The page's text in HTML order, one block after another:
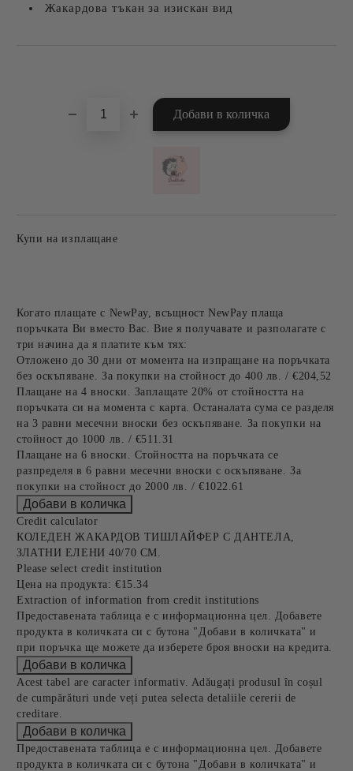
Жакардова тъкан за изискан вид
Купи на изплащане
Когато плащате с NewPay, всъщност NewPay плаща
поръчката Ви вместо Вас. Вие я получавате и разполагате с
три начина да я платите към тях:
Отложено до 30 дни от момента на изпращане на поръчката
без оскъпяване. За покупки на стойност до 400 лв. / €204,52
Плащане на 4 вноски. Заплащате 20% от стойността на
поръчката си на момента с карта. Останалата сума се разделя
на 3 равни месечни вноски без оскъпяване. За покупки на
стойност до 1000 лв. / €511.31
Плащане на 6 вноски. Стойността на поръчката се
разпределя в 6 равни месечни вноски с оскъпяване. За
покупки на стойност до 2000 лв. / €1022.61
Credit calculator
КОЛЕДЕН ЖАКАРДОВ ТИШЛАЙФЕР С ДАНТЕЛА,
ЗЛАТНИ ЕЛЕНИ 40/70 СМ.
Please select credit institution
Цена на продукта: €15.34
Extraction of information from credit institutions
Предоставената таблица е с информационна цел. Добавете
продукта в количката си с бутона "Добави в количката" и
при поръчка ще можете да изберете броя вноски на кредита.
Acest tabel are caracter informativ. Adăugați produsul în coșul
de cumpărături unde veți putea selecta detaliile cererii de
creditare.
Предоставената таблица е с информационна цел. Добавете
продукта в количката си с бутона "Добави в количката" и